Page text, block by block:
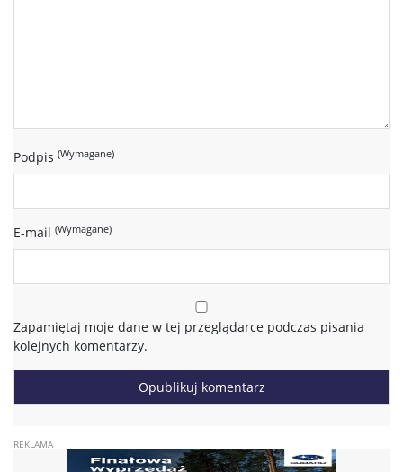
Podpis (Wymagane)
E-mail (Wymagane)
Zapamiętaj moje dane w tej przeglądarce podczas pisania
kolejnych komentarzy.